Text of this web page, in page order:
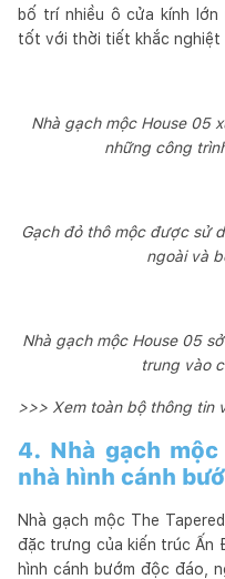
bố trí nhiều ô cửa kính
tốt với thời tiết khắc nghiệt
Nhà gạch mộc House 05
những công
Gạch đỏ thô mộc được sử
ngoài và
Nhà gạch mộc House 05
trung vào
>>> Xem toàn bộ thông tin
4. Nhà gạch
nhà hình cánh
Nhà gạch mộc The
đặc trưng của kiến trúc Ấn
hình cánh bướm độc đáo,